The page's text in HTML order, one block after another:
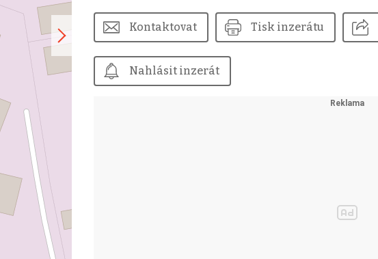
Kontaktovat Tisk inzerátu
Nahlásit inzerát